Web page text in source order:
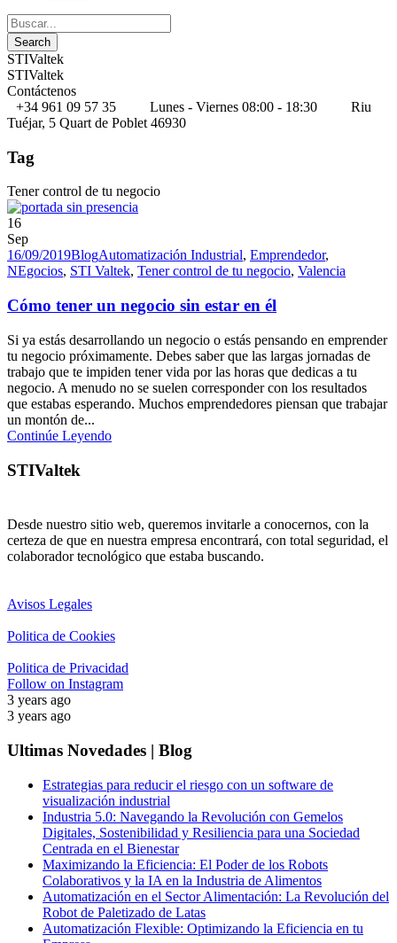
STIValtek
STIValtek
Contáctenos
+34 961 09 57 35
Lunes - Viernes 08:00 - 18:30
Riu
Tuéjar, 5 Quart de Poblet 46930
Tag
Tener control de tu negocio
16
Sep
16/09/2019BlogAutomatización Industrial, Emprendedor,
NEgocios, STI Valtek, Tener control de tu negocio, Valencia
Cómo tener un negocio sin estar en él
Si ya estás desarrollando un negocio o estás pensando en emprender
tu negocio próximamente. Debes saber que las largas jornadas de
trabajo que te impiden tener vida por las horas que dedicas a tu
negocio. A menudo no se suelen corresponder con los resultados
que estabas esperando. Muchos emprendedores piensan que trabajar
un montón de...
Continúe Leyendo
STIValtek
Desde nuestro sitio web, queremos invitarle a conocernos, con la
certeza de que en nuestra empresa encontrará, con total seguridad, el
colaborador tecnológico que estaba buscando.
Avisos Legales
Politica de Cookies
Politica de Privacidad
Follow on Instagram
3 years ago
3 years ago
Ultimas Novedades | Blog
Estrategias para reducir el riesgo con un software de
visualización industrial
Industria 5.0: Navegando la Revolución con Gemelos
Digitales, Sostenibilidad y Resiliencia para una Sociedad
Centrada en el Bienestar
Maximizando la Eficiencia: El Poder de los Robots
Colaborativos y la IA en la Industria de Alimentos
Automatización en el Sector Alimentación: La Revolución del
Robot de Paletizado de Latas
Automatización Flexible: Optimizando la Eficiencia en tu